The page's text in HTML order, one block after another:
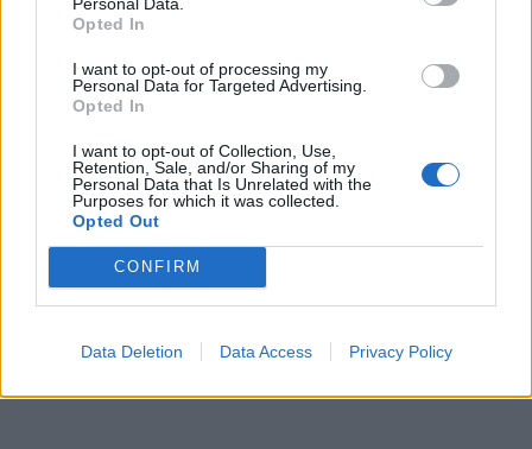
Opted In
I want to opt-out of processing my
Personal Data for Targeted Advertising.
Opted In
I want to opt-out of Collection, Use,
Retention, Sale, and/or Sharing of my
Personal Data that Is Unrelated with the
Purposes for which it was collected.
Opted Out
CONFIRM
Data Deletion Data Access Privacy Policy
In evidenza